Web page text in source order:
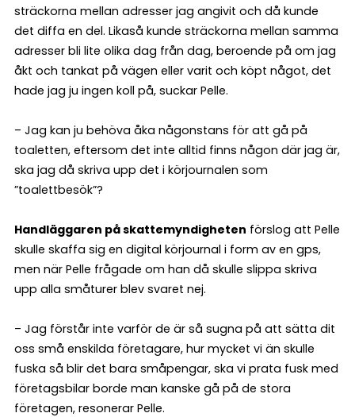
sträckorna mellan adresser jag angivit och då kunde
det diffa en del. Likaså kunde sträckorna mellan samma
adresser bli lite olika dag från dag, beroende på om jag
åkt och tankat på vägen eller varit och köpt något, det
hade jag ju ingen koll på, suckar Pelle.
– Jag kan ju behöva åka någonstans för att gå på
toaletten, eftersom det inte alltid finns någon där jag är,
ska jag då skriva upp det i körjournalen som
”toalettbesök”?
Handläggaren på skattemyndigheten förslog att Pelle
skulle skaffa sig en digital körjournal i form av en gps,
men när Pelle frågade om han då skulle slippa skriva
upp alla småturer blev svaret nej.
– Jag förstår inte varför de är så sugna på att sätta dit
oss små enskilda företagare, hur mycket vi än skulle
fuska så blir det bara småpengar, ska vi prata fusk med
företagsbilar borde man kanske gå på de stora
företagen, resonerar Pelle.